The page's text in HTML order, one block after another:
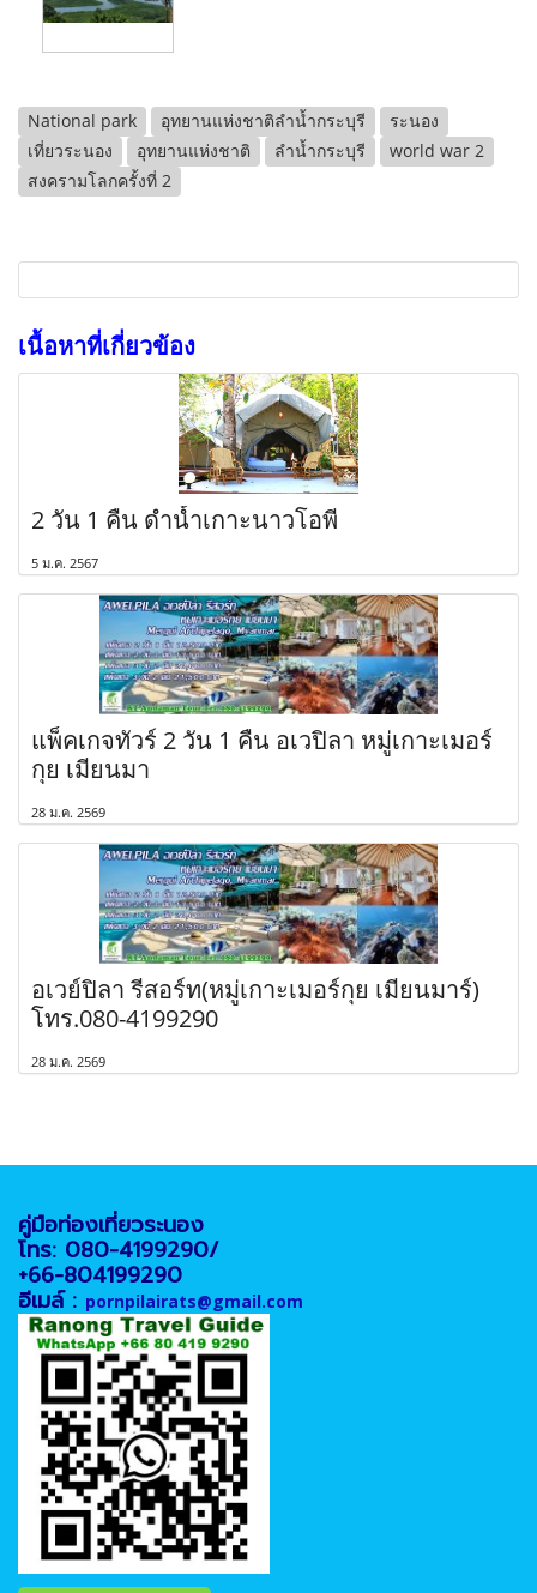
National park อุทยานแห่งชาติลำน้ำกระบุรี
ระนอง
เที่ยวระนอง
อุทยานแห่งชาติ ลำน้ำกระบุรี
world war 2
สงครามโลกครั้งที่ 2
เนื้อหาที่เกี่ยวข้อง
2 วัน 1 คืน ดำน้ำเกาะนาวโอพี
5 ม.ค. 2567
แพ็คเกจทัวร์ 2 วัน 1 คืน อเวปิลา หมู่เกาะเมอร์
กุย เมียนมา
28 ม.ค. 2569
อเวย์ปิลา รีสอร์ท(หมู่เกาะเมอร์กุย เมียนมาร์)
โทร.080-4199290
28 ม.ค. 2569
คู่มือท่องเที่ยวระนอง
โทร: 080-4199290/
+66-804199290
อีเมล์ : pornpilairats@gmail.com